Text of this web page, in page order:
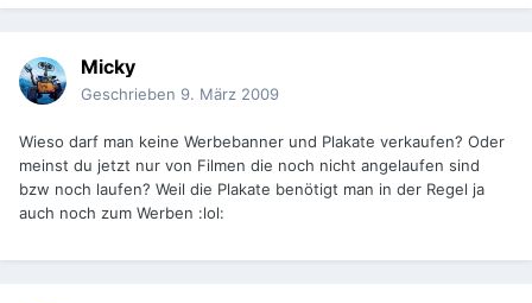
Micky
Geschrieben 9. März 2009
Wieso darf man keine Werbebanner und Plakate verkaufen? Oder
meinst du jetzt nur von Filmen die noch nicht angelaufen sind
bzw noch laufen? Weil die Plakate benötigt man in der Regel ja
auch noch zum Werben :lol: